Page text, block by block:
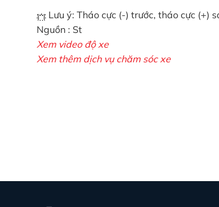
Lưu ý: Tháo cực (-) trước, tháo cực (+)
Nguồn : St
Xem video độ xe
Xem thêm dịch vụ chăm sóc xe